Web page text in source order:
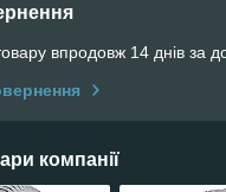
впродовж 14 днів за
компанії